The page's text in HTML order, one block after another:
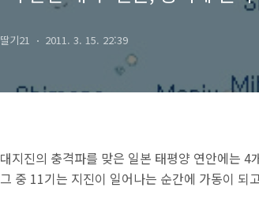
딸기21 2011. 3. 15. 22:39
대지진의 충격파를 맞은 일본 태평양 연안에는
그 중 11기는 지진이 일어나는 순간에 가동이 되